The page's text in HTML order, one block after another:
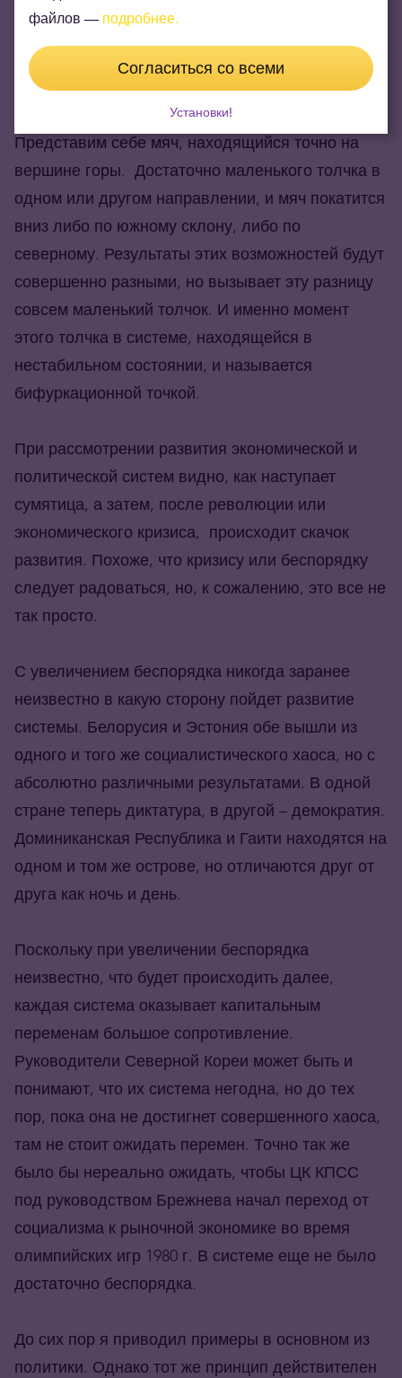
последовательность событий, конечные
результаты которых так же далеки друг от друга,
как небо и земля.
Представим себе мяч, находящийся точно на
вершине горы. Достаточно маленького толчка в
одном или другом направлении, и мяч покатится
вниз либо по южному склону, либо по
северному. Результаты этих возможностей будут
совершенно разными, но вызывает эту разницу
совсем маленький толчок. И именно момент
этого толчка в системе, находящейся в
нестабильном состоянии, и называется
бифуркационной точкой.
При рассмотрении развития экономической и
политической систем видно, как наступает
сумятица, а затем, после революции или
экономического кризиса, происходит скачок
развития. Похоже, что кризису или беспорядку
следует радоваться, но, к сожалению, это все не
так просто.
С увеличением беспорядка никогда заранее
неизвестно в какую сторону пойдет развитие
системы. Белорусия и Эстония обе вышли из
одного и того же социалистического хаоса, но с
абсолютно различными результатами. В одной
стране теперь диктатура, в другой – демократия.
Доминиканская Республика и Гаити находятся на
одном и том же острове, но отличаются друг от
друга как ночь и день.
Поскольку при увеличении беспорядка
неизвестно, что будет происходить далее,
каждая система оказывает капитальным
переменам большое сопротивление.
Руководители Северной Кореи может быть и
понимают, что их система негодна, но до тех
пор, пока она не достигнет совершенного хаоса,
там не стоит ожидать перемен. Точно так же
было бы нереально ожидать, чтобы ЦК КПСС
под руководством Брежнева начал переход от
социализма к рыночной экономике во время
олимпийских игр 1980 г. В системе еще не было
достаточно беспорядка.
До сих пор я приводил примеры в основном из
политики. Однако тот же принцип действителен
файлов — подробнее.
Согласиться со всеми
Установки!